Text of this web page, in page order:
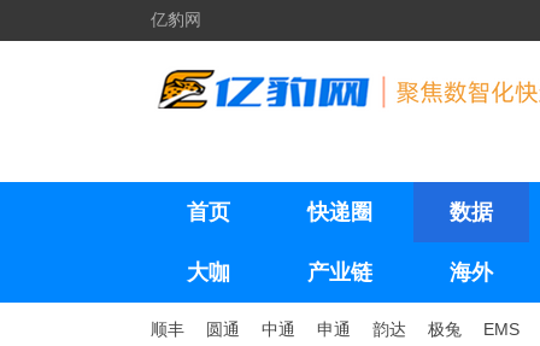
亿豹网
首页 快递圈 数据
大咖 产业链 海外
顺丰 圆通 中通 申通 韵达 极兔 EMS